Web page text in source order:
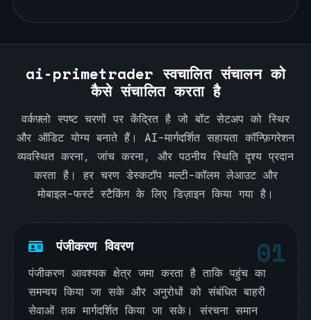
ai-primetrader स्वचालित संचालन को
कैसे संचालित करता है
वर्कफ़्लो स्पष्ट चरणों पर केंद्रित है जो बॉट सेटअप को स्थिर
और ऑडिट योग्य बनाते हैं। AI-मार्गदर्शित सहायता कॉन्फ़िगरेशन
व्यवस्थित करना, जांच करना, और पठनीय स्थिति दृश्य प्रदान
करता है। हर चरण डेस्कटॉप मल्टी-कॉलम लेआउट और
मोबाइल-फर्स्ट स्टैकिंग के लिए डिज़ाइन किया गया है।
01
पंजीकरण विवरण
पंजीकरण आवश्यक क्षेत्र जमा करता है ताकि पहुंच का
समन्वय किया जा सके और अनुरोधों को संबंधित बाहरी
सेवाओं तक मार्गदर्शित किया जा सके। संरचना समान